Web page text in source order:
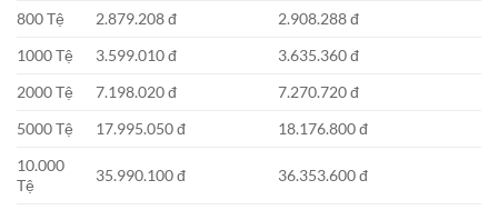
800 Tệ 2.879.208 đ
2.908.288 đ
1000 Tệ
3.599.010 đ
3.635.360 đ
2000 Tệ
7.198.020 đ
7.270.720 đ
5000 Tệ
17.995.050 đ
18.176.800 đ
10.000
Tệ
35.990.100 đ 36.353.600 đ